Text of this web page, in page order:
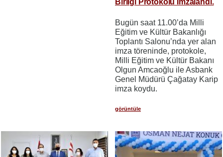
Bugün saat 11.00’da Milli
Eğitim ve Kültür Bakanlığı
Toplantı Salonu’nda yer alan
imza töreninde, protokole,
Milli Eğitim ve Kültür Bakanı
Olgun Amcaoğlu ile Asbank
Genel Müdürü Çağatay Karip
imza koydu.
görüntüle